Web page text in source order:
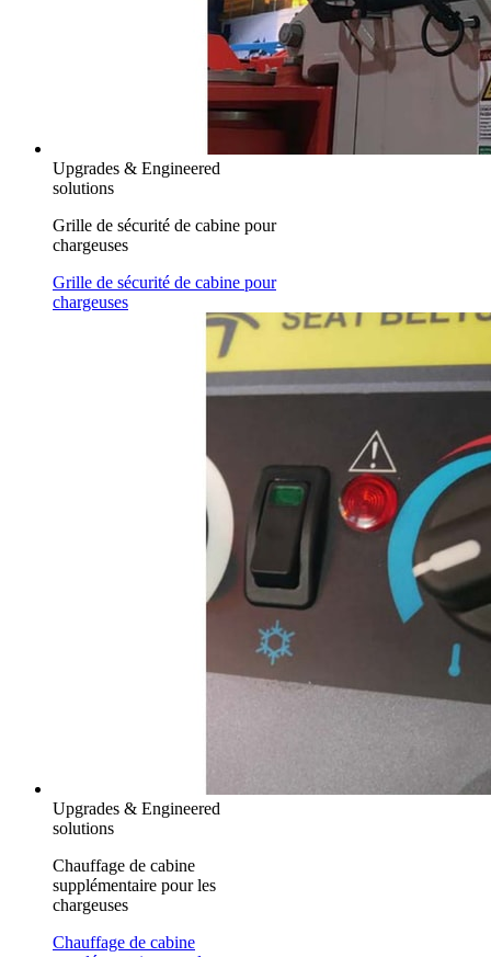
Upgrades & Engineered
solutions
Grille de sécurité de cabine pour
chargeuses
Grille de sécurité de cabine pour
chargeuses
Upgrades & Engineered
solutions
Chauffage de cabine
supplémentaire pour les
chargeuses
Chauffage de cabine